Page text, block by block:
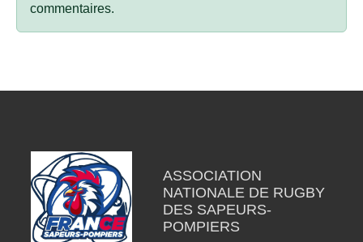
commentaires.
ASSOCIATION
NATIONALE DE RUGBY
DES SAPEURS-
POMPIERS